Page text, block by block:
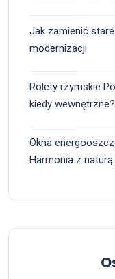
Jak zamienić
modernizacji
Rolety rzymskie
kiedy wewnętrzne?
Okna
Harmonia z naturą